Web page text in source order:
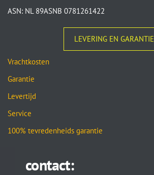
ASN: NL 89ASNB 0781261422
LEVERING EN GARANTIE
Vrachtkosten
Garantie
Levertijd
Service
100% tevredenheids garantie
contact: